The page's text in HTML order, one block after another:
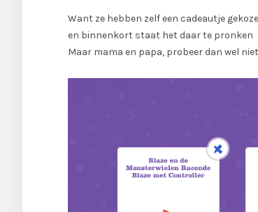
Want ze hebben zelf een cadeautje
en binnenkort staat het daar te pronken
Maar mama en papa, probeer dan wel